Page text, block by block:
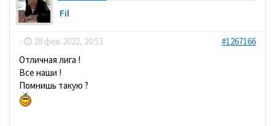
Fil
- 28 фев 2022, 20:53
#1267166
Отличная лига !
Все наши !
Помнишь такую ?